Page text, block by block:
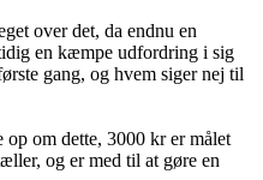
over det, da endnu en
en kæmpe udfordring i sig
gang, og hvem siger nej til
om dette, 3000 kr er målet
og er med til at gøre en